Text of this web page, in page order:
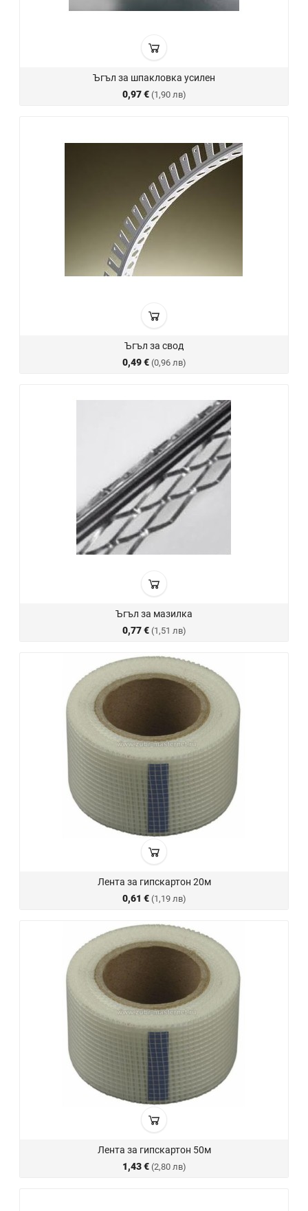
Ъгъл за шпакловка усилен
0,97 € (1,90 лв)
Ъгъл за свод
0,49 € (0,96 лв)
Ъгъл за мазилка
0,77 € (1,51 лв)
Лента за гипскартон 20м
0,61 € (1,19 лв)
Лента за гипскартон 50м
1,43 € (2,80 лв)